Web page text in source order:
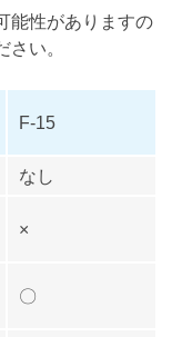
能性がありますの
い。
F-15
なし
×
〇